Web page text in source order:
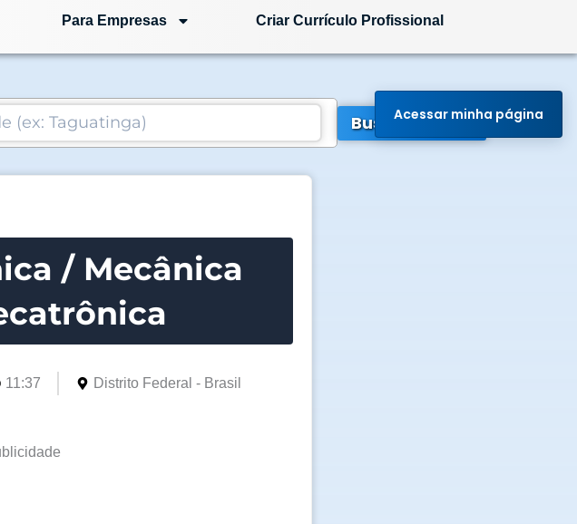
Para Empresas Criar Currículo Profissional
Buscar Vagas
/ Mecânica
11:37 Distrito Federal - Brasil
Acessar minha página